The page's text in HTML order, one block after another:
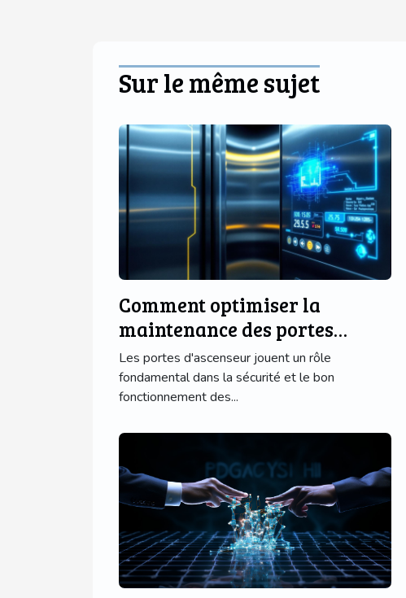
Sur le même sujet
Comment optimiser la
maintenance des portes
d'ascenseur avec des
technologies modernes ?
Les portes d'ascenseur jouent un rôle
fondamental dans la sécurité et le bon
fonctionnement des...